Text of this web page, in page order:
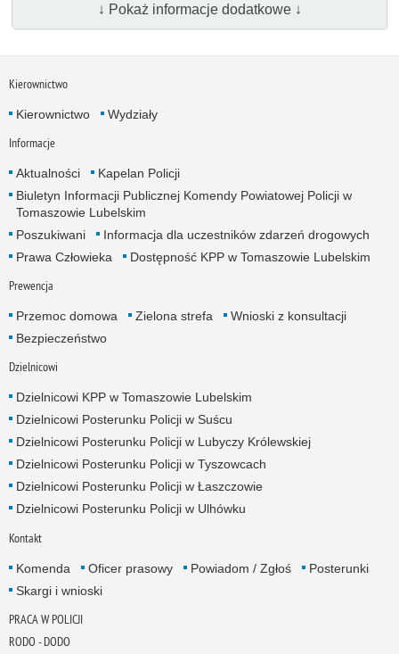
↓ Pokaż informacje dodatkowe ↓
Kierownictwo
Kierownictwo Wydziały
Informacje
Aktualności
Kapelan Policji
Biuletyn Informacji Publicznej Komendy Powiatowej Policji w
Tomaszowie Lubelskim
Poszukiwani
Informacja dla uczestników zdarzeń drogowych
Prawa Człowieka
Dostępność KPP w Tomaszowie Lubelskim
Prewencja
Przemoc domowa Zielona strefa
Wnioski z konsultacji
Bezpieczeństwo
Dzielnicowi
Dzielnicowi KPP w Tomaszowie Lubelskim
Dzielnicowi Posterunku Policji w Suścu
Dzielnicowi Posterunku Policji w Lubyczy Królewskiej
Dzielnicowi Posterunku Policji w Tyszowcach
Dzielnicowi Posterunku Policji w Łaszczowie
Dzielnicowi Posterunku Policji w Ulhówku
Kontakt
Komenda Oficer prasowy Powiadom / Zgłoś
Posterunki
Skargi i wnioski
PRACA W POLICJI
RODO - DODO